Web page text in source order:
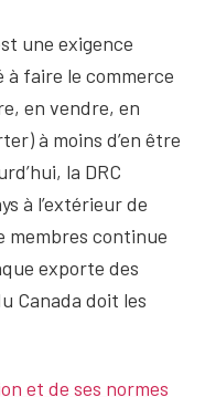
une exigence
faire le commerce
en vendre, en
à moins d’en être
la DRC
à l’extérieur de
membres continue
exporte des
Canada doit les
et de ses normes